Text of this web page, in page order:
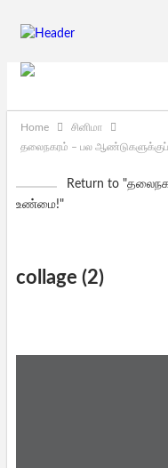
Home
சினிமா
தலைநகரம் – பல
Return to
உண்மை!"
collage (2)